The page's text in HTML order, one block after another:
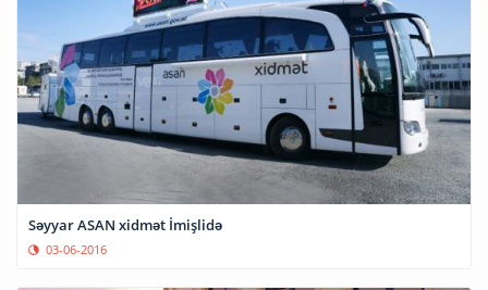
Səyyar ASAN xidmət İmişlidə
03-06-2016